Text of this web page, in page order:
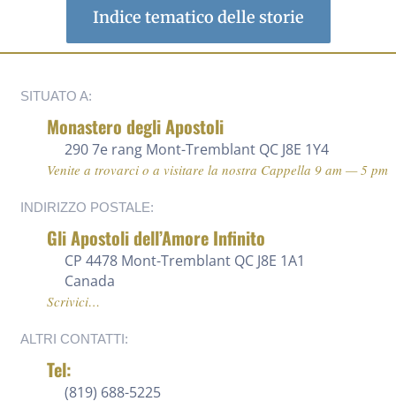
Indice tematico delle storie
SITUATO A:
Monastero degli Apostoli
290 7e rang Mont-Tremblant QC J8E 1Y4
Venite a trovarci o a visitare la nostra Cappella 9 am — 5 pm
INDIRIZZO POSTALE:
Gli Apostoli dell’Amore Infinito
CP 4478 Mont-Tremblant QC J8E 1A1
Canada
Scrivici…
ALTRI CONTATTI:
Tel:
(819) 688-5225 ‍